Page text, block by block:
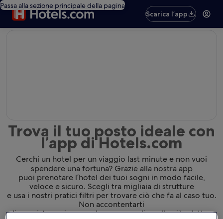
Passa alla sezione principale della pagina
Scarica l’app
Trova il tuo posto ideale con
l’app di Hotels.com
Cerchi un hotel per un viaggio last minute e non vuoi
spendere una fortuna? Grazie alla nostra app
puoi prenotare l’hotel dei tuoi sogni in modo facile,
veloce e sicuro. Scegli tra migliaia di strutture
e usa i nostri pratici filtri per trovare ciò che fa al caso tuo.
Non accontentarti
di una sistemazione qualunque: scegli quella più adatta a